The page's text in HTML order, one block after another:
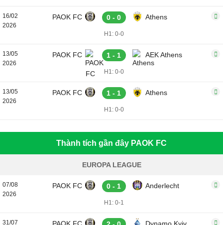
16/02
2026
PAOK FC 0 - 0 Athens
H1: 0-0
13/05
2026
PAOK FC 1 - 1 AEK Athens
H1: 0-0
13/05
2026
PAOK FC 1 - 1 Athens
H1: 0-0
Thành tích gần đây PAOK FC
EUROPA LEAGUE
07/08
2026
PAOK FC 0 - 1 Anderlecht
H1: 0-1
31/07